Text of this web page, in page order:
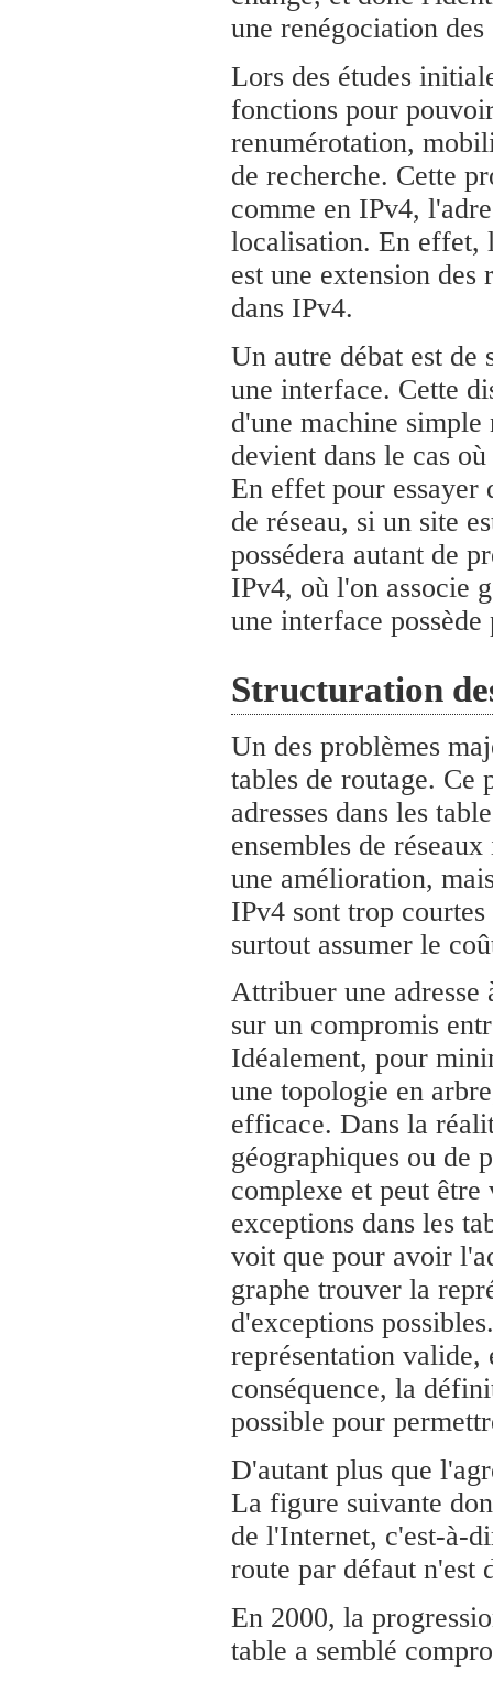
une renégociation
Lors des études
fonctions pour
renumérotation,
de recherche. Cette
comme en IPv4,
localisation. En effet,
est une extension
dans IPv4.
Un autre débat est de
une interface. Cette
d'une machine
devient dans le cas
En effet pour essayer
de réseau, si un site
possédera autant de
IPv4, où l'on associe
une interface
Structuration
Un des problèmes
tables de routage. Ce
adresses dans les
ensembles de
une amélioration,
IPv4 sont trop
surtout assumer le
Attribuer une adresse
sur un compromis
Idéalement, pour
une topologie en
efficace. Dans la
géographiques ou de
complexe et peut
exceptions dans les
voit que pour avoir
graphe trouver la
d'exceptions
représentation valide,
conséquence, la
possible pour
D'autant plus que
La figure suivante
de l'Internet, c'est-à-
route par défaut n'est
En 2000, la
table a semblé